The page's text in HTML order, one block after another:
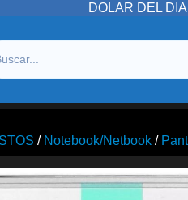
DOLAR DEL
/ Notebook/Netbook /